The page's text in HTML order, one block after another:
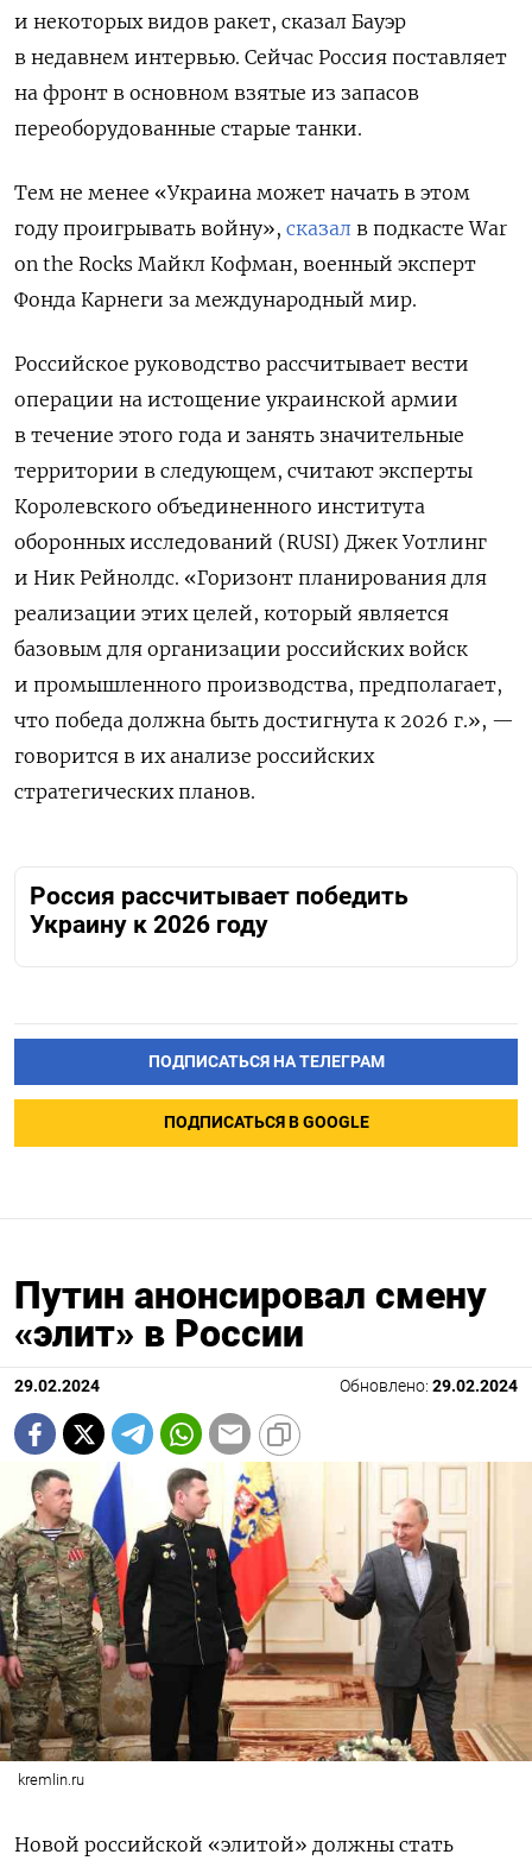
и некоторых видов ракет, сказал Бауэр
в недавнем интервью. Сейчас Россия поставляет
на фронт в основном взятые из запасов
переоборудованные старые танки.
Тем не менее «Украина может начать в этом
году проигрывать войну», сказал в подкасте War
on the Rocks Майкл Кофман, военный эксперт
Фонда Карнеги за международный мир.
Российское руководство рассчитывает вести
операции на истощение украинской армии
в течение этого года и занять значительные
территории в следующем, считают эксперты
Королевского объединенного института
оборонных исследований (RUSI) Джек Уотлинг
и Ник Рейнолдс. «Горизонт планирования для
реализации этих целей, который является
базовым для организации российских войск
и промышленного производства, предполагает,
что победа должна быть достигнута к 2026 г.», —
говорится в их анализе российских
стратегических планов.
Россия рассчитывает победить
Украину к 2026 году
ПОДПИСАТЬСЯ НА ТЕЛЕГРАМ
ПОДПИСАТЬСЯ В GOOGLE
Путин анонсировал смену
«элит» в России
29.02.2024 Обновлено: 29.02.2024
kremlin.ru
Новой российской «элитой» должны стать